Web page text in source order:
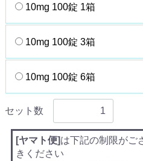
10mg 100錠 1箱
10mg 100錠 3箱
10mg 100錠 6箱
セット数
[ヤマト便]は下記の制限がご
きください